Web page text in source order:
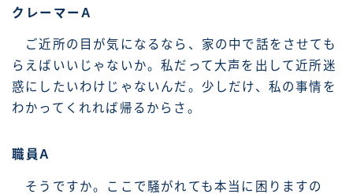
クレーマーA
ご近所の目が気になるなら、家の中で話をさせても
らえばいいじゃないか。私だって大声を出して近所迷
惑にしたいわけじゃないんだ。少しだけ、私の事情を
わかってくれれば帰るからさ。
職員A
そうですか。ここで騒がれても本当に困りますの